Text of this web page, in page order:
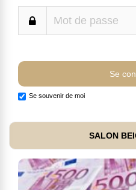
Se souvenir de moi
SALON